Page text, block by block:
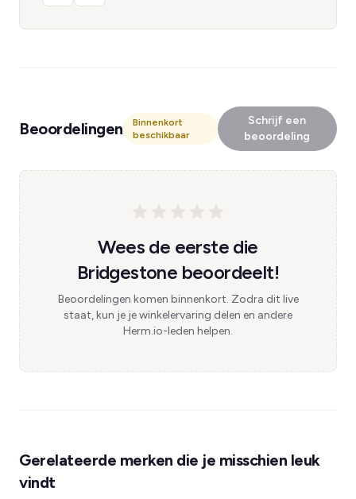
Beoordelingen
Binnenkort
beschikbaar
Schrijf een
beoordeling
Wees de eerste die
Bridgestone beoordeelt!
Beoordelingen komen binnenkort. Zodra dit live
staat, kun je je winkelervaring delen en andere
Herm.io-leden helpen.
Gerelateerde merken die je misschien leuk
vindt